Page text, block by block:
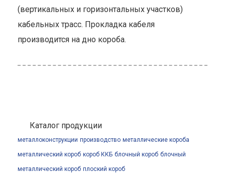
(вертикальных и горизонтальных участков)
кабельных трасс. Прокладка кабеля
производится на дно короба.
Каталог продукции
металлоконструкции производство металлические короба
металлический короб короб ККБ блочный короб блочный
металлический короб плоский короб